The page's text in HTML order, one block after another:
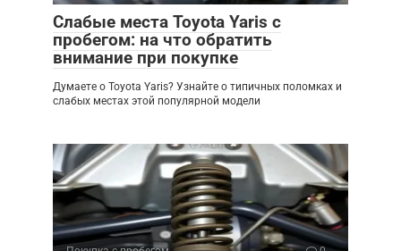
Слабые места Toyota Yaris с
пробегом: на что обратить
внимание при покупке
Думаете о Toyota Yaris? Узнайте о типичных поломках и
слабых местах этой популярной модели